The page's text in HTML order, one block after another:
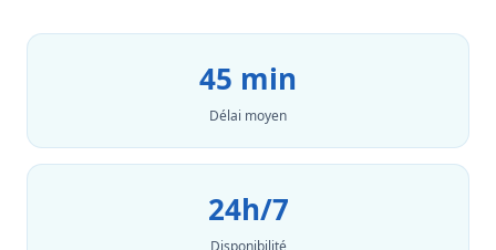
45 min
Délai moyen
24h/7
Disponibilité